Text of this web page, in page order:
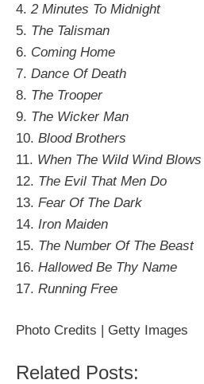
4. 2 Minutes To Midnight
5. The Talisman
6. Coming Home
7. Dance Of Death
8. The Trooper
9. The Wicker Man
10. Blood Brothers
11. When The Wild Wind Blows
12. The Evil That Men Do
13. Fear Of The Dark
14. Iron Maiden
15. The Number Of The Beast
16. Hallowed Be Thy Name
17. Running Free
Photo Credits | Getty Images
Related Posts: